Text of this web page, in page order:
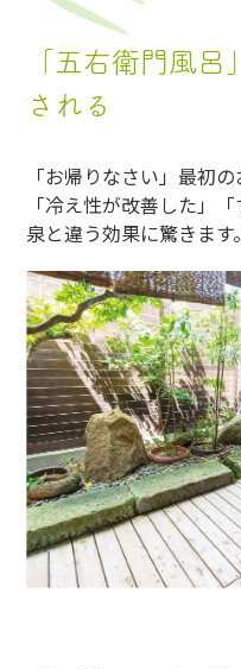
「五右衛門風
される
「お帰りなさい」最初
「冷え性が改善した」
泉と違う効果に驚きます。